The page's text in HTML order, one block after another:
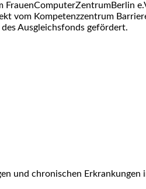
vom Kompetenzzentrum
Ausgleichsfonds gefördert.
und chronischen Erkrankungen